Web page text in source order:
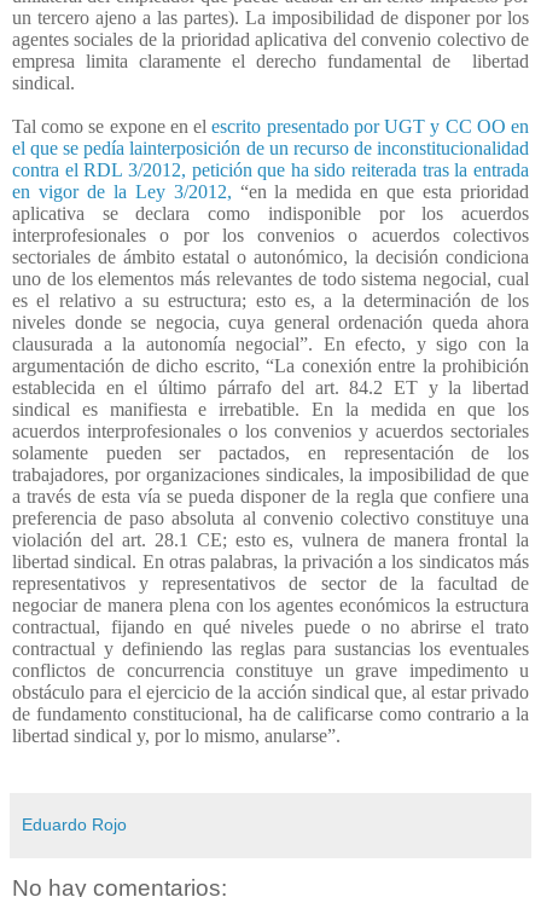
un tercero ajeno a las partes). La imposibilidad de disponer por los
agentes sociales de la prioridad aplicativa del convenio colectivo de
empresa limita claramente el derecho fundamental de
libertad
sindical.
Tal como se expone en elescrito presentado por UGT y CC OO en
el que se pedía lainterposición de un recurso de inconstitucionalidad
contra el RDL 3/2012, petición que ha sido reiterada tras la entrada
en vigor de la Ley 3/2012, “en la medida en que esta prioridad
aplicativa se declara como indisponible por los acuerdos
interprofesionales o por los convenios o acuerdos colectivos
sectoriales de ámbito estatal o autonómico, la decisión condiciona
uno de los elementos más relevantes de todo sistema negocial, cual
es el relativo a su estructura; esto es, a la determinación de los
niveles donde se negocia, cuya general ordenación queda ahora
clausurada a la autonomía negocial”. En efecto, y sigo con la
argumentación de dicho escrito, “La conexión entre la prohibición
establecida en el último párrafo del art. 84.2 ET y la libertad
sindical es manifiesta e irrebatible. En la medida en que los
acuerdos interprofesionales o los convenios y acuerdos sectoriales
solamente pueden ser pactados, en representación de los
trabajadores, por organizaciones sindicales, la imposibilidad de que
a través de esta vía se pueda disponer de la regla que confiere una
preferencia de paso absoluta al convenio colectivo constituye una
violación del art. 28.1 CE; esto es, vulnera de manera frontal la
libertad sindical. En otras palabras, la privación a los sindicatos más
representativos y representativos de sector de la facultad de
negociar de manera plena con los agentes económicos la estructura
contractual, fijando en qué niveles puede o no abrirse el trato
contractual y definiendo las reglas para sustancias los eventuales
conflictos de concurrencia constituye un grave impedimento u
obstáculo para el ejercicio de la acción sindical que, al estar privado
de fundamento constitucional, ha de calificarse como contrario a la
libertad sindical y, por lo mismo, anularse”.
Eduardo Rojo
No hay comentarios: